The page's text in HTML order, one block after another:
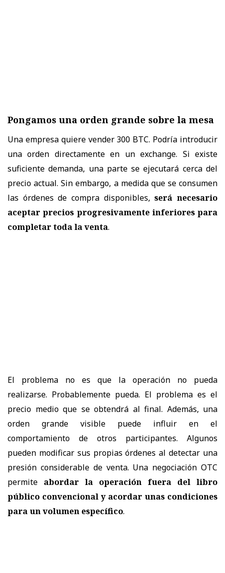
Pongamos una orden grande sobre la mesa
Una empresa quiere vender 300 BTC. Podría introducir
una orden directamente en un exchange. Si existe
suficiente demanda, una parte se ejecutará cerca del
precio actual. Sin embargo, a medida que se consumen
las órdenes de compra disponibles,será necesario
aceptar precios progresivamente inferiores para
completar toda laventa.
El problema no es que la operación no pueda
realizarse. Probablemente pueda. El problema es el
precio medio que se obtendrá al final. Además, una
orden grande visible puede influir en el
comportamiento de otros participantes. Algunos
pueden modificar sus propias órdenes al detectar una
presión considerable de venta. Una negociación OTC
permite abordar la operación fuera del libro
público convencional y acordar unas condiciones
para un volumen específico.